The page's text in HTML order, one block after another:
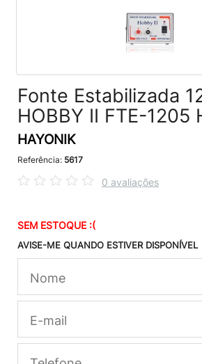
Fonte Estabilizada
HOBBY II FTE-1205
HAYONIK
Referência: 5617
0 avaliações
SEM ESTOQUE :(
AVISE-ME QUANDO ESTIVER DISPONÍVEL